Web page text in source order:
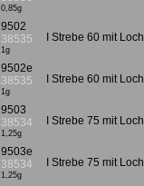
0,85g
9502
38535
1g
I Strebe 60 mit
9502e
38535
1g
I Strebe 60 mit
9503
38534
1,25g
I Strebe 75 mit
9503e
38534
1,25g
I Strebe 75 mit